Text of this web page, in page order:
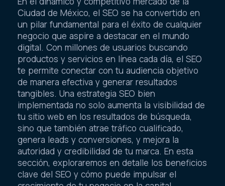
Ciudad de México, el SEO se ha convertido en
un pilar fundamental para el éxito de cualquier
negocio que aspire a destacar en el mundo
digital. Con millones de usuarios buscando
productos y servicios en línea cada día, el SEO
te permite conectar con tu audiencia objetivo
de manera efectiva y generar resultados
tangibles. Una estrategia SEO bien
implementada no solo aumenta la visibilidad de
tu sitio web en los resultados de búsqueda,
sino que también atrae tráfico cualificado,
genera leads y conversiones, y mejora la
autoridad y credibilidad de tu marca. En esta
sección, exploraremos en detalle los beneficios
clave del SEO y cómo puede impulsar el